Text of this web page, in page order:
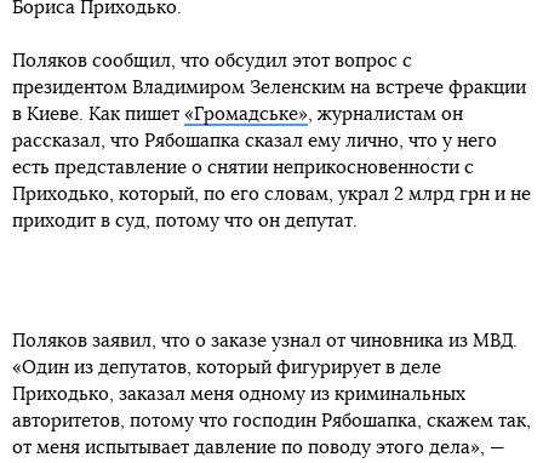
Бориса Приходько.
Поляков сообщил, что обсудил этот вопрос с
президентом Владимиром Зеленским на встрече фракции
в Киеве. Как пишет «Громадське» , журналистам он
рассказал, что Рябошапка сказал ему лично, что у него
есть представление о снятии неприкосновенности с
Приходько, который, по его словам, украл 2 млрд грн и не
приходит в суд, потому что он депутат.
Поляков заявил, что о заказе узнал от чиновника из МВД.
«Один из депутатов, который фигурирует в деле
Приходько, заказал меня одному из криминальных
авторитетов, потому что господин Рябошапка, скажем так,
от меня испытывает давление по поводу этого дела», —